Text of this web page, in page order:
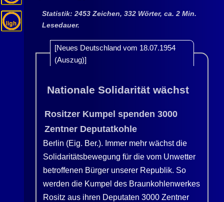
Statistik: 2453 Zeichen, 332 Wörter, ca. 2 Min.
Lesedauer.
[Neues Deutschland vom 18.07.1954
(Auszug)]
Nationale Solidarität wächst
Rositzer Kumpel spenden 3000
Zentner Deputatkohle
Berlin (Eig. Ber.). Immer mehr wächst die
Solidaritätsbewegung für die vom Unwetter
betroffenen Bürger unserer Republik. So
werden die Kumpel des Braunkohlenwerkes
Rositz aus ihren Deputaten 3000 Zentner